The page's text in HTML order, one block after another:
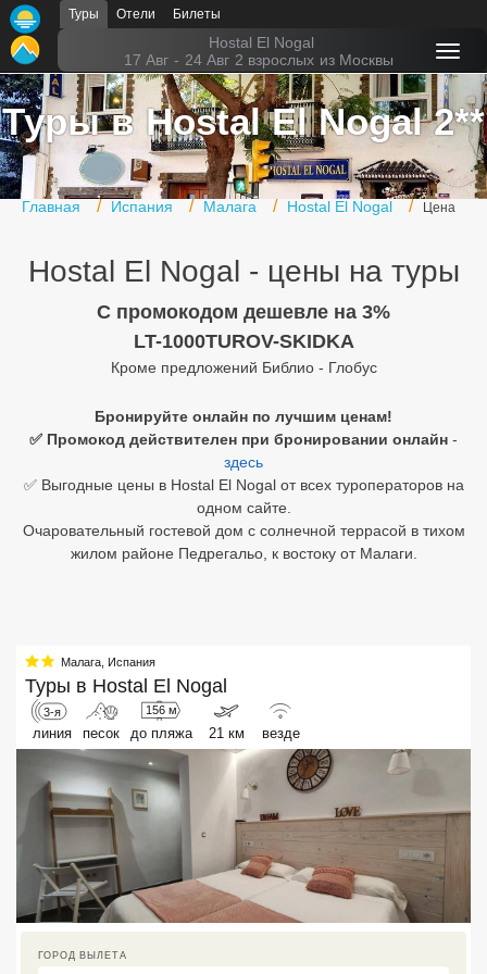
Туры Отели Билеты
Hostal El Nogal
17 Авг - 24 Авг 2 взрослых из Москвы
Туры в Hostal El Nogal 2**
Главная Испания Малага Hostal El Nogal Цена
Hostal El Nogal - цены на туры
C промокодом дешевле на 3%
LT-1000TUROV-SKIDKA
Кроме предложений Библио - Глобус
Бронируйте онлайн по лучшим ценам!
✅ Промокод действителен при бронировании онлайн -
здесь
✅ Выгодные цены в Hostal El Nogal от всех туроператоров на
одном сайте.
Очаровательный гостевой дом с солнечной террасой в тихом
жилом районе Педрегальо, к востоку от Малаги.
Малага Испания
Туры в Hostal El Nogal
3-я
линия песок
156 м
до пляжа 21 км везде
ГОРОД ВЫЛЕТА
Главная
Горящие туры
Туры в Турцию
Туры в Египет
Офис г. Москва
Подборки отелей
Таиланд
ОАЭ
Египет
Бали
Вьетнам
Северный Гоа
Южный Гоа
Занзибар
Абхазия
Большой Сочи